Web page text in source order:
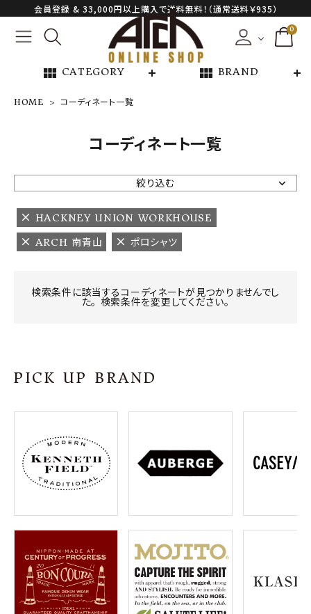
会員登録 & 33,000円以上購入で送料無料！（通常送料￥935）
0
view_module CATEGORY view_module BRAND
NEW ARRIVAL
ARCH EXCLUSIVE
BRAND
CATEGORY
プライバシーポリシー
特定商取引法について
お問い合わせ
OFFICIAL WEB SITE
meeting_room ログイン 会員登録
HOME コーディネート一覧
コーディネート一覧
絞り込む
HACKNEY UNION WORKHOUSE
ARCH 南青山
ポロシャツ
検索条件に該当するコーディネートが見つかりませんでし
た。 検索条件を変更してください。
PICK UP BRAND